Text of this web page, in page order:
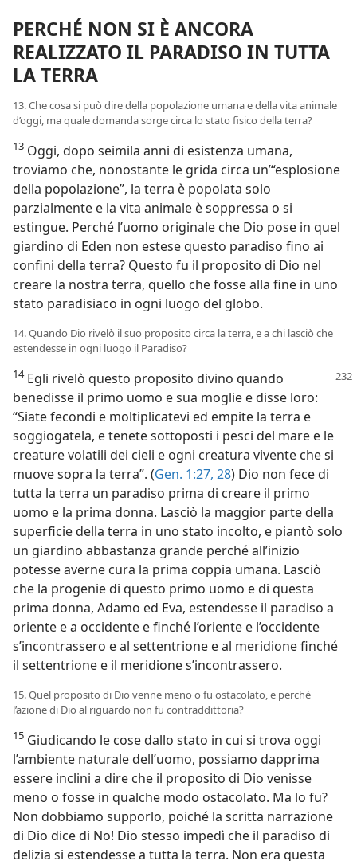
PERCHÉ NON SI È ANCORA
REALIZZATO IL PARADISO IN TUTTA
LA TERRA
13. Che cosa si può dire della popolazione umana e della vita animale
d’oggi, ma quale domanda sorge circa lo stato fisico della terra?
13 Oggi, dopo seimila anni di esistenza umana,
troviamo che, nonostante le grida circa un’“esplosione
della popolazione”, la terra è popolata solo
parzialmente e la vita animale è soppressa o si
estingue. Perché l’uomo originale che Dio pose in quel
giardino di Eden non estese questo paradiso fino ai
confini della terra? Questo fu il proposito di Dio nel
creare la nostra terra, quello che fosse alla fine in uno
stato paradisiaco in ogni luogo del globo.
14. Quando Dio rivelò il suo proposito circa la terra, e a chi lasciò che
estendesse in ogni luogo il Paradiso?
14Egli rivelò questo proposito divino quando
benedisse il primo uomo e sua moglie e disse loro:
“Siate fecondi e moltiplicatevi ed empite la terra e
soggiogatela, e tenete sottoposti i pesci del mare e le
creature volatili dei cieli e ogni creatura vivente che si
muove sopra la terra”. (Gen. 1:27, 28) Dio non fece di
tutta la terra un paradiso prima di creare il primo
uomo e la prima donna. Lasciò la maggior parte della
superficie della terra in uno stato incolto, e piantò solo
un giardino abbastanza grande perché all’inizio
potesse averne cura la prima coppia umana. Lasciò
che la progenie di questo primo uomo e di questa
prima donna, Adamo ed Eva, estendesse il paradiso a
oriente e a occidente e finché l’oriente e l’occidente
s’incontrassero e al settentrione e al meridione finché
il settentrione e il meridione s’incontrassero.
15. Quel proposito di Dio venne meno o fu ostacolato, e perché
l’azione di Dio al riguardo non fu contraddittoria?
15 Giudicando le cose dallo stato in cui si trova oggi
l’ambiente naturale dell’uomo, possiamo dapprima
essere inclini a dire che il proposito di Dio venisse
meno o fosse in qualche modo ostacolato. Ma lo fu?
Non dobbiamo supporlo, poiché la scritta narrazione
di Dio dice di No! Dio stesso impedì che il paradiso di
delizia si estendesse a tutta la terra. Non era questa